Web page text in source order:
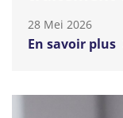
28 Mei 2026
En savoir plus